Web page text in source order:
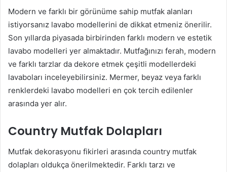
Modern ve farklı bir görünüme sahip mutfak alanları
istiyorsanız lavabo modellerini de dikkat etmeniz önerilir.
Son yıllarda piyasada birbirinden farklı modern ve estetik
lavabo modelleri yer almaktadır. Mutfağınızı ferah, modern
ve farklı tarzlar da dekore etmek çeşitli modellerdeki
lavaboları inceleyebilirsiniz. Mermer, beyaz veya farklı
renklerdeki lavabo modelleri en çok tercih edilenler
arasında yer alır.
Country Mutfak Dolapları
Mutfak dekorasyonu fikirleri arasında country mutfak
dolapları oldukça önerilmektedir. Farklı tarzı ve